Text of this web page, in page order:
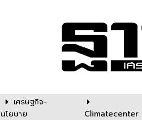
เศรษฐกิจ-
นโยบาย
Climatecenter